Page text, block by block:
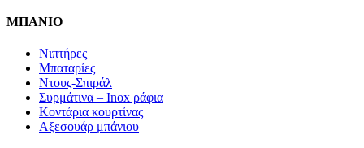
ΜΠΑΝΙΟ
Νιπτήρες
Μπαταρίες
Ντους-Σπιράλ
Συρμάτινα – Inox ράφια
Κοντάρια κουρτίνας
Αξεσουάρ μπάνιου